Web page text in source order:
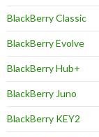
BlackBerry Classic
BlackBerry Evolve
BlackBerry Hub+
BlackBerry Juno
BlackBerry KEY2